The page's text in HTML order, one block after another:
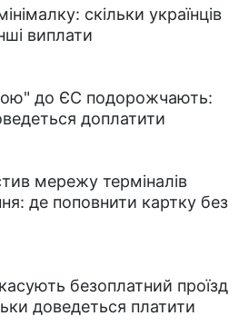
скільки українців
виплати
до ЄС подорожчають:
доплатити
мережу терміналів
де поповнити картку без
безоплатний проїзд
доведеться платити